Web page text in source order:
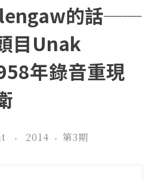
的話──
目Unak
年錄音重現
2014 第3期